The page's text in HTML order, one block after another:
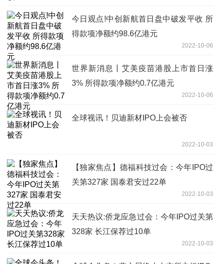
今日观点!中创新航首日盘中破发平收 所
得款项净额约98.6亿港元
2022-10-06
世界新消息丨艾美疫苗港股上市首日涨
3% 所得款项净额约0.7亿港元
2022-10-06
全球视讯！贝迪新材IPO上会被否
2022-10-03
【独家焦点】德福科技过会：今年IPO过
关第327家 国泰君安过22单
2022-10-03
天天热议:侨龙应急过会：今年IPO过关第
328家 长江保荐过10单
2022-10-03